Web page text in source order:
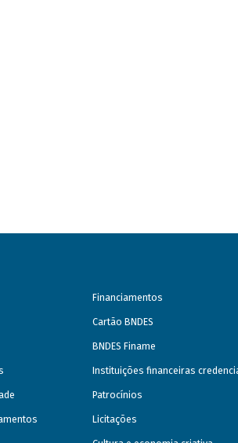
Financiamentos
Cartão BNDES
BNDES Finame
Instituições financeiras
Patrocínios
Licitações